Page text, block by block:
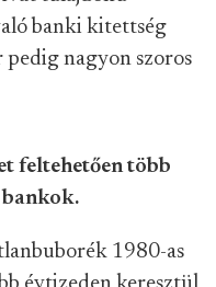
banki kitettség
nagyon szoros
feltehetően több
1980-as